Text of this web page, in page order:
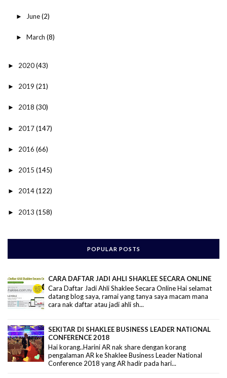
► June(2)
► March (8)
► 2020(43)
► 2019 (21)
► 2018 (30)
► 2017(147)
► 2016 (66)
► 2015 (145)
► 2014(122)
► 2013 (158)
POPULAR POSTS
CARA DAFTAR JADI AHLI SHAKLEE SECARA ONLINE
Cara Daftar Jadi Ahli Shaklee Secara Online Hai selamat
datang blog saya, ramai yang tanya saya macam mana
cara nak daftar atau jadi ahli sh...
SEKITAR DI SHAKLEE BUSINESS LEADER NATIONAL
CONFERENCE 2018
Hai korang..Harini AR nak share dengan korang
pengalaman AR ke Shaklee Business Leader National
Conference 2018 yang AR hadir pada hari...